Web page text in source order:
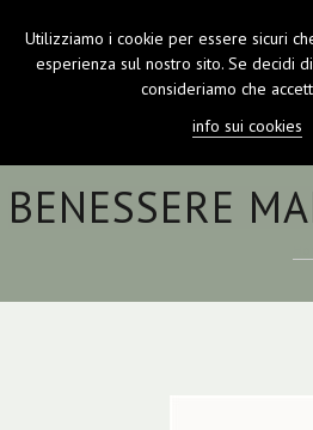
BENESSERE
Utilizziamo i cookie per essere sicuri
esperienza sul nostro sito. Se decidi
consideriamo che
info sui cookies